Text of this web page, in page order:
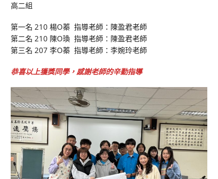
高二組
第一名 210 楊O蓁 指導老師：陳盈君老師
第二名 210 陳O瑍 指導老師：陳盈君老師
第三名 207 李O蓁 指導老師：李婉玲老師
恭喜以上獲獎同學，感謝老師的辛勤指導